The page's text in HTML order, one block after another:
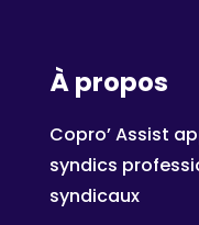
À propos
Copro’ Assist
syndics
syndicaux